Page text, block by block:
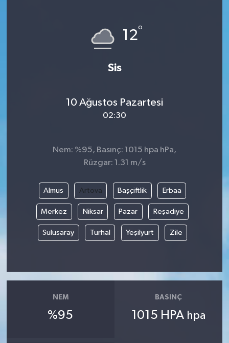
12°
Sis
10 Ağustos Pazartesi
02:30
Nem: %95, Basınç: 1015 hpa hPa,
Rüzgar: 1.31 m/s
Almus Artova Başçiftlik Erbaa
Merkez Niksar Pazar Reşadiye
Sulusaray Turhal Yeşilyurt Zile
NEM
%95
BASINÇ
1015 HPA hpa
İLGİNÇ HABERLER
KÜLTÜR SANAT
MAKALE
REKLAM
SAĞLIK
SPOR